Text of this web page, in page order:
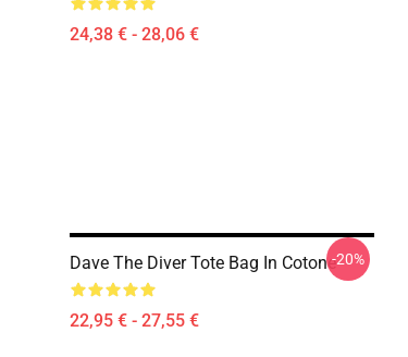
24,38 € - 28,06 €
Dave The Diver Tote Bag In Cotone
22,95 € - 27,55 €
-20%